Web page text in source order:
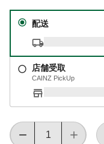
配送
店舗受取
CAINZ PickUp